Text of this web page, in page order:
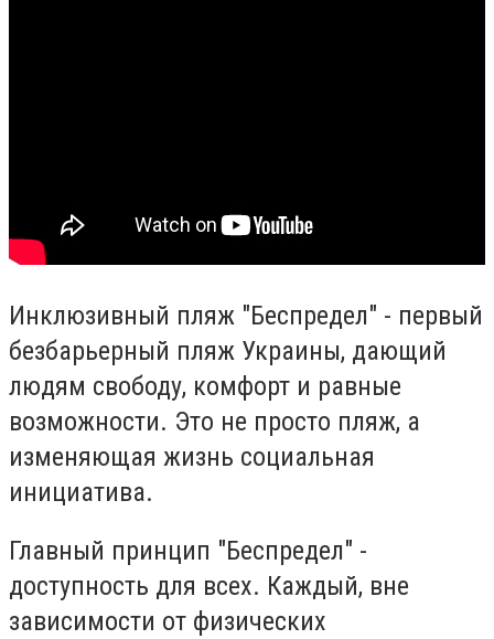
Инклюзивный пляж "Беспредел" - первый
безбарьерный пляж Украины, дающий
людям свободу, комфорт и равные
возможности. Это не просто пляж, а
изменяющая жизнь социальная
инициатива.
Главный принцип "Беспредел" -
доступность для всех. Каждый, вне
зависимости от физических